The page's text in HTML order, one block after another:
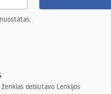
nuostatas.
ženklas debiutavo Lenkijos